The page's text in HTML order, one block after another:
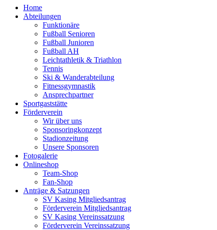
Home
Abteilungen
Funktionäre
Fußball Senioren
Fußball Junioren
Fußball AH
Leichtathletik & Triathlon
Tennis
Ski & Wanderabteilung
Fitnessgymnastik
Ansprechpartner
Sportgaststätte
Förderverein
Wir über uns
Sponsoringkonzept
Stadionzeitung
Unsere Sponsoren
Fotogalerie
Onlineshop
Team-Shop
Fan-Shop
Anträge & Satzungen
SV Kasing Mitgliedsantrag
Förderverein Mitgliedsantrag
SV Kasing Vereinssatzung
Förderverein Vereinssatzung